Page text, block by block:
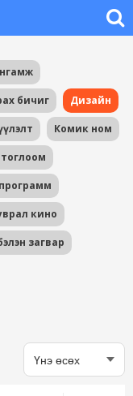
бичиг Дизайн
Комик ном
тоглоом
кино
загвар